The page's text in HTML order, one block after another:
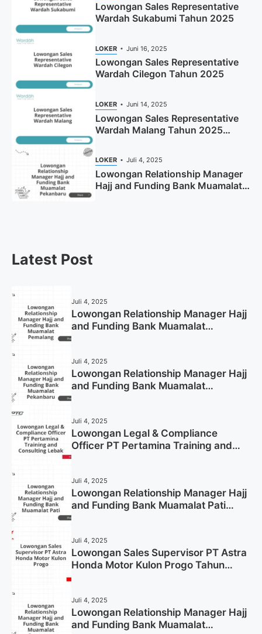
Lowongan Sales Representative
Wardah Sukabumi Tahun 2025
LOKER Juni 16, 2025
Lowongan Sales Representative
Wardah Cilegon Tahun 2025
LOKER Juni 14, 2025
Lowongan Sales Representative
Wardah Malang Tahun 2025
LOKER Juli 4, 2025
Lowongan Relationship Manager
Hajj and Funding Bank Muamalat
Latest Post
Juli 4, 2025
Lowongan Relationship Manager Hajj
and Funding Bank Muamalat
Juli 4, 2025
Lowongan Relationship Manager Hajj
and Funding Bank Muamalat
Juli 4, 2025
Lowongan Legal & Compliance
Officer PT Pertamina Training and
Juli 4, 2025
Lowongan Relationship Manager Hajj
and Funding Bank Muamalat Pati
Juli 4, 2025
Lowongan Sales Supervisor PT Astra
Honda Motor Kulon Progo Tahun
Juli 4, 2025
Lowongan Relationship Manager Hajj
and Funding Bank Muamalat